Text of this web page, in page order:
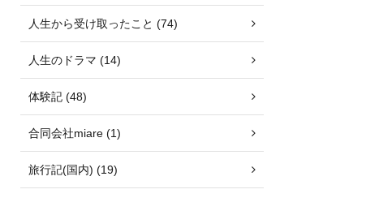
人生から受け取ったこと (74)
人生のドラマ (14)
体験記 (48)
合同会社miare (1)
旅行記(国内) (19)